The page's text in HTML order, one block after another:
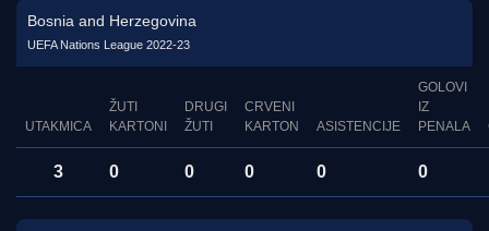
Bosnia and Herzegovina
UEFA Nations League 2022-23
UTAKMICA
ŽUTI
KARTONI
DRUGI
ŽUTI
CRVENI
KARTON
ASISTENCIJE
GOLOVI
IZ
PENALA
3 0 0 0 0 0